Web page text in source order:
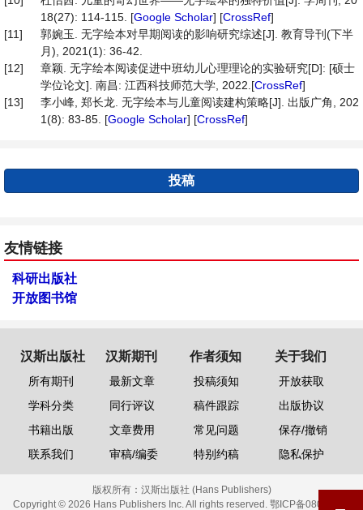
18(27): 114-115. [Google Scholar] [CrossRef]
[11]
郭婉玉. 无字绘本对早期阅读的影响研究综述[J]. 教育导刊(下半
月), 2021(1): 36-42.
[12]
章颖. 无字绘本阅读促进中班幼儿心理理论的实验研究[D]: [硕士
学位论文]. 南昌: 江西科技师范大学, 2022.[CrossRef]
[13]
李小峰, 郑长龙. 无字绘本与儿童阅读建构策略[J]. 出版广角, 202
1(8): 83-85. [Google Scholar] [CrossRef]
投稿
友情链接
科研出版社
开放图书馆
汉斯出版社
所有期刊
学科分类
书籍出版
联系我们
汉斯期刊
最新文章
同行评议
文章费用
审稿/编委
作者须知
投稿须知
稿件跟踪
常见问题
特别约稿
关于我们
开放获取
出版协议
保存/撤销
隐私保护
版权所有： 汉斯出版社 (Hans Publishers)
Copyright © 2026 Hans Publishers Inc. All rights reserved. 鄂ICP备08006613